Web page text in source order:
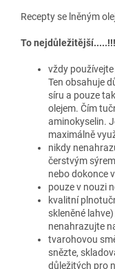
Recepty se lněným
To nejdůležitější.....!!!
vždy
Ten obsahuje
síru a pouze
olejem. Čím
aminokyselin.
maximálně
nikdy
čerstvým
nebo dokonce
pouze v nouzi
kvalitní
skleněné
nenahrazujte
tvarohovou
snězte,
důležitých pro